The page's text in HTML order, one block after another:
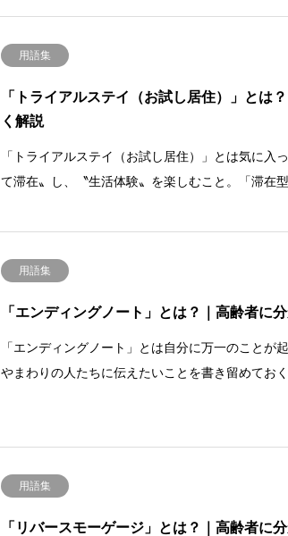
用語集
「トライアルステイ（お試し居住）」とは
く解説
「トライアルステイ（お試し居住）」とは気に入
て滞在〟し、〝生活体験〟を楽しむこと。「滞在
用語集
「エンディングノート」とは？｜高齢者に
「エンディングノート」とは自分に万一のことが
やまわりの人たちに伝えたいことを書き留めてお
用語集
「リバースモーゲージ」とは？｜高齢者に